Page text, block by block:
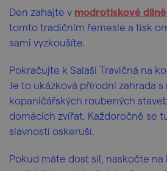
Den zahajte v modrotiskové dílně
tomto tradičním řemesle a tisk
sami vyzkoušíte.
Pokračujte k Salaši Travičná na
Je to ukázková přírodní zahrada
kopaničářských roubených
domácích zvířat. Každoročně se
slavnosti oskeruší.
Pokud máte dost sil, naskočte na